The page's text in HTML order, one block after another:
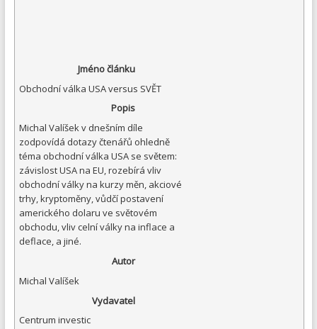
Jméno článku
Obchodní válka USA versus SVĚT
Popis
Michal Valíšek v dnešním díle
zodpovídá dotazy čtenářů ohledně
téma obchodní válka USA se světem:
závislost USA na EU, rozebírá vliv
obchodní války na kurzy měn, akciové
trhy, kryptoměny, vůdčí postavení
amerického dolaru ve světovém
obchodu, vliv celní války na inflace a
deflace, a jiné.
Autor
Michal Valíšek
Vydavatel
Centrum investic